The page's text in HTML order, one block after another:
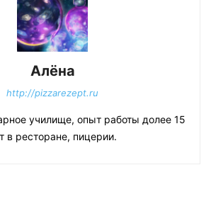
Алёна
http://pizzarezept.ru
училище, опыт работы долее 15
в ресторане, пицерии.